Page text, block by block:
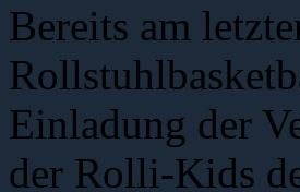
Bereits am
Einladung der
der Rolli-Kids